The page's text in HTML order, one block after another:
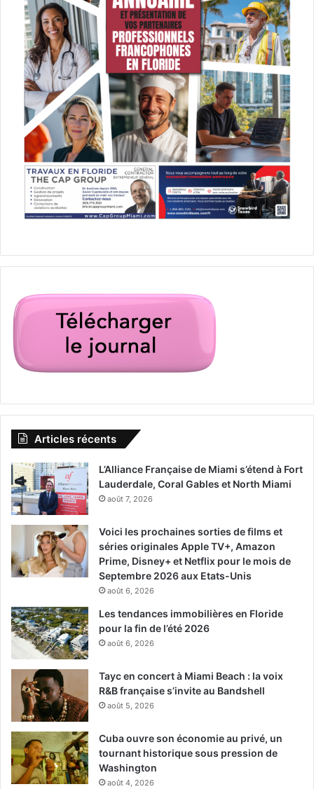
Articles récents
L’Alliance Française de Miami s’étend à Fort
Lauderdale, Coral Gables et North Miami
août 7, 2026
Voici les prochaines sorties de films et
séries originales Apple TV+, Amazon
Prime, Disney+ et Netflix pour le mois de
Septembre 2026 aux Etats-Unis
août 6, 2026
Les tendances immobilières en Floride
pour la fin de l’été 2026
août 6, 2026
Tayc en concert à Miami Beach : la voix
R&B française s’invite au Bandshell
août 5, 2026
Cuba ouvre son économie au privé, un
tournant historique sous pression de
Washington
août 4, 2026